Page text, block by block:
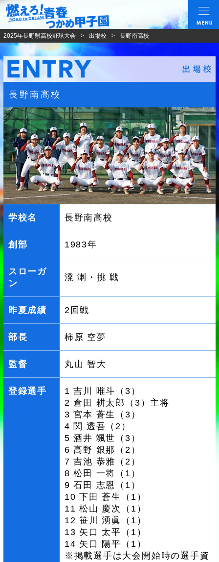
燃えろ!青春 つかめ
2025年長野県高校野球大会 出場校 長野南高校
長野南高校
学校名 長野南高校
創部 1983年
スローガ
ン
溌 溂・挑 戦
昨夏成績 2回戦
部長 柿原 空夢
監督 丸山 智大
登録選手
1 吉川 唯斗（3）
2 倉田 耕太郎（3）主将
3 宮本 蒼生（3）
4 関 透吾（2）
5 酒井 颯世（3）
6 高野 銀那（2）
7 吉池 恭雅（2）
8 松田 一将（1）
9 石田 志恩（1）
10 下田 蒼生（1）
11 松山 慶次（1）
12 笹川 湧眞（1）
13 矢口 太平（1）
14 矢口 陽平（1）
※掲載選手は大会開始時の選手資